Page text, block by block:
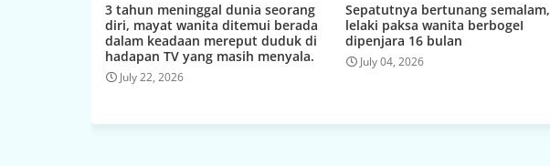
3 tahun meninggal dunia seorang
diri, mayat wanita ditemui berada
dalam keadaan mereput duduk di
hadapan TV yang masih menyala.
July 22, 2026
Sepatutnya bertunang semalam,
lelaki paksa wanita berbogeI
dipenjara 16 bulan
July 04, 2026